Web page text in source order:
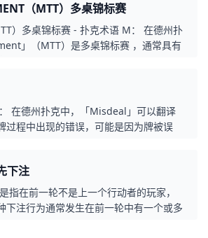
（MTT）多桌锦标赛
）多桌锦标赛 - 扑克术语 M： 在德州扑
」（MTT）是多桌锦标赛 ，通常具有
的筹码，生存到比赛结束。
在德州扑克中，「Misdeal」可以翻译
过程中出现的错误，可能是因为牌被误
下注
在前一轮不是上一个行动者的玩家，
下注行为通常发生在前一轮中有一个或多